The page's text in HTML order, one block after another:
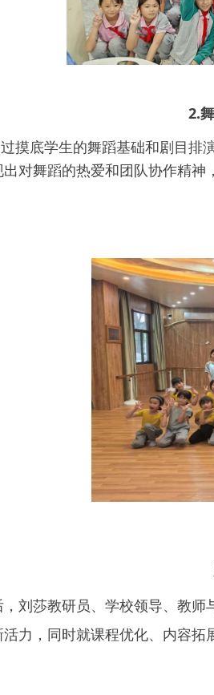
2.
摸底学生的舞蹈基础和剧目排
出对舞蹈的热爱和团队协作精神
刘莎教研员、学校领导、教
力，同时就课程优化、内容拓